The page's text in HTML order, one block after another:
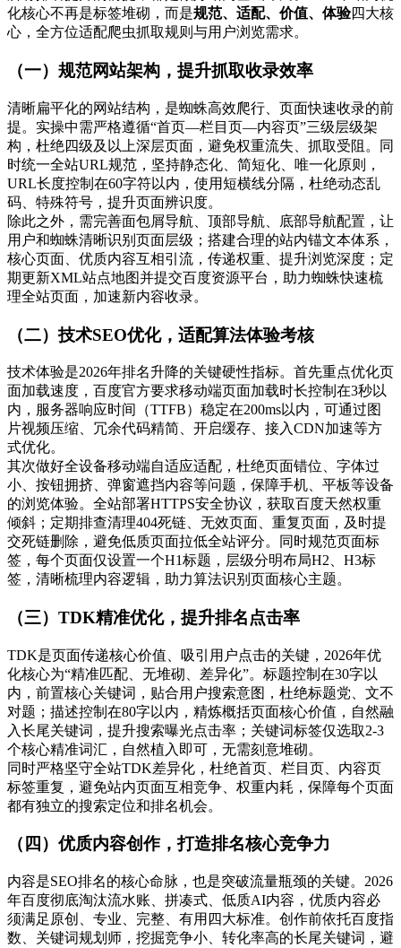
化核心不再是标签堆砌，而是规范、适配、价值、体验四大核
心，全方位适配爬虫抓取规则与用户浏览需求。
（一）规范网站架构，提升抓取收录效率
清晰扁平化的网站结构，是蜘蛛高效爬行、页面快速收录的前
提。实操中需严格遵循“首页—栏目页—内容页”三级层级架
构，杜绝四级及以上深层页面，避免权重流失、抓取受阻。同
时统一全站URL规范，坚持静态化、简短化、唯一化原则，
URL长度控制在60字符以内，使用短横线分隔，杜绝动态乱
码、特殊符号，提升页面辨识度。
除此之外，需完善面包屑导航、顶部导航、底部导航配置，让
用户和蜘蛛清晰识别页面层级；搭建合理的站内锚文本体系，
核心页面、优质内容互相引流，传递权重、提升浏览深度；定
期更新XML站点地图并提交百度资源平台，助力蜘蛛快速梳
理全站页面，加速新内容收录。
（二）技术SEO优化，适配算法体验考核
技术体验是2026年排名升降的关键硬性指标。首先重点优化页
面加载速度，百度官方要求移动端页面加载时长控制在3秒以
内，服务器响应时间（TTFB）稳定在200ms以内，可通过图
片视频压缩、冗余代码精简、开启缓存、接入CDN加速等方
式优化。
其次做好全设备移动端自适应适配，杜绝页面错位、字体过
小、按钮拥挤、弹窗遮挡内容等问题，保障手机、平板等设备
的浏览体验。全站部署HTTPS安全协议，获取百度天然权重
倾斜；定期排查清理404死链、无效页面、重复页面，及时提
交死链删除，避免低质页面拉低全站评分。同时规范页面标
签，每个页面仅设置一个H1标题，层级分明布局H2、H3标
签，清晰梳理内容逻辑，助力算法识别页面核心主题。
（三）TDK精准优化，提升排名点击率
TDK是页面传递核心价值、吸引用户点击的关键，2026年优
化核心为“精准匹配、无堆砌、差异化”。标题控制在30字以
内，前置核心关键词，贴合用户搜索意图，杜绝标题党、文不
对题；描述控制在80字以内，精炼概括页面核心价值，自然融
入长尾关键词，提升搜索曝光点击率；关键词标签仅选取2-3
个核心精准词汇，自然植入即可，无需刻意堆砌。
同时严格坚守全站TDK差异化，杜绝首页、栏目页、内容页
标签重复，避免站内页面互相竞争、权重内耗，保障每个页面
都有独立的搜索定位和排名机会。
（四）优质内容创作，打造排名核心竞争力
内容是SEO排名的核心命脉，也是突破流量瓶颈的关键。2026
年百度彻底淘汰流水账、拼凑式、低质AI内容，优质内容必
须满足原创、专业、完整、有用四大标准。创作前依托百度指
数、关键词规划师，挖掘竞争小、转化率高的长尾关键词，避